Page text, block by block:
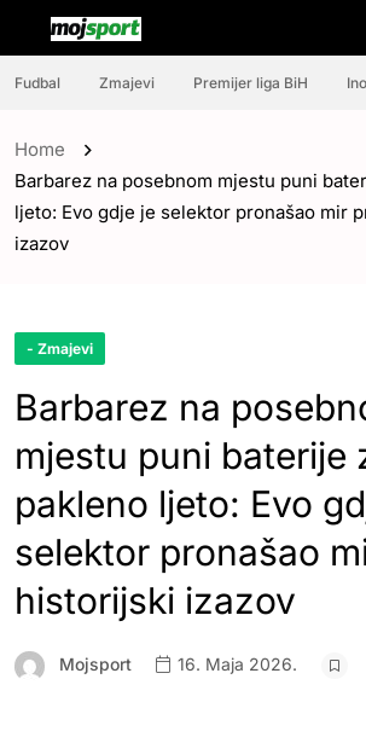
Fudbal Zmajevi Premijer liga BiH
Home
Barbarez na posebnom mjestu puni
ljeto: Evo gdje je selektor pronašao mir
izazov
- Zmajevi
Barbarez na
mjestu puni baterije
pakleno ljeto: Evo
selektor pronašao
historijski izazov
Mojsport 16. Maja 2026.